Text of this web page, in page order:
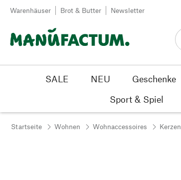
Zum Inhalt springen
Warenhäuser Brot & Butter Newsletter
SALE NEU Geschenke
Sport & Spiel
Startseite Wohnen Wohnaccessoires Kerzen